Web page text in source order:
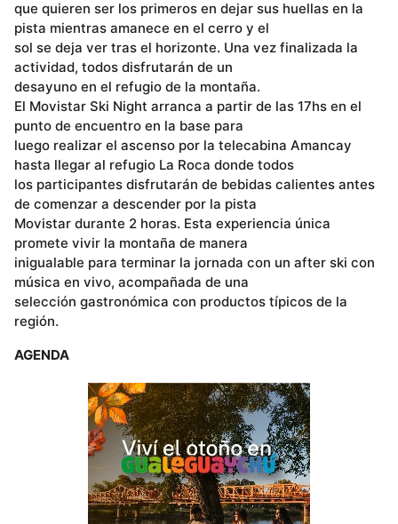
que quieren ser los primeros en dejar sus huellas en la
pista mientras amanece en el cerro y el
sol se deja ver tras el horizonte. Una vez finalizada la
actividad, todos disfrutarán de un
desayuno en el refugio de la montaña.
El Movistar Ski Night arranca a partir de las 17hs en el
punto de encuentro en la base para
luego realizar el ascenso por la telecabina Amancay
hasta llegar al refugio La Roca donde todos
los participantes disfrutarán de bebidas calientes antes
de comenzar a descender por la pista
Movistar durante 2 horas. Esta experiencia única
promete vivir la montaña de manera
inigualable para terminar la jornada con un after ski con
música en vivo, acompañada de una
selección gastronómica con productos típicos de la
región.
AGENDA